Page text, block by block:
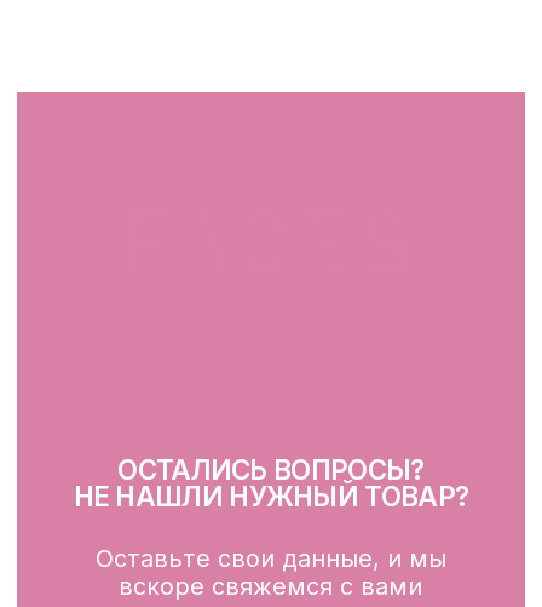
Крем для лица
SPF
Глубокое очищение/ пилинги
Маски